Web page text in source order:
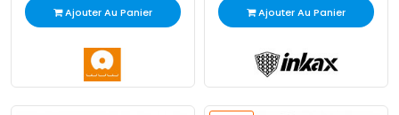
Ajouter Au Panier Ajouter Au Panier